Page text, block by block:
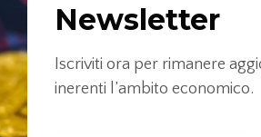
Newsletter
Iscriviti ora per rimanere
inerenti l’ambito economico.